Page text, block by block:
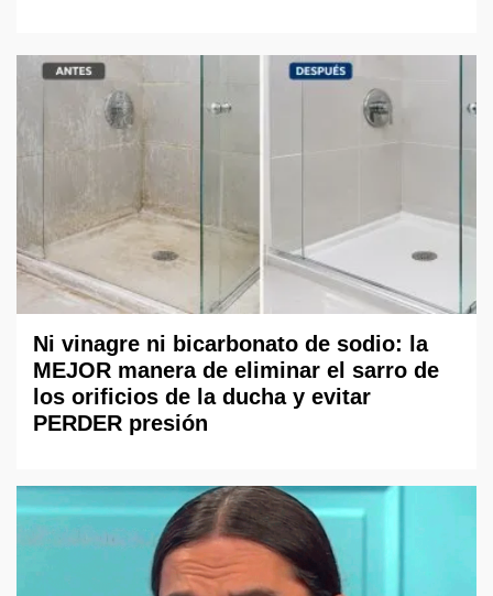
Ni vinagre ni bicarbonato de sodio: la
MEJOR manera de eliminar el sarro de
los orificios de la ducha y evitar
PERDER presión